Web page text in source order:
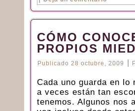
CÓMO
PROPIOS
Publicado 28 octubre, 2009
Cada uno guarda en lo
a veces están tan
tenemos. Algunos nos